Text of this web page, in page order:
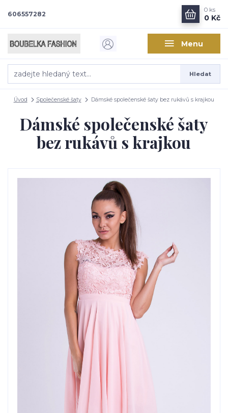
Menu
Hledat
606557282
0 ks
0 Kč
Úvod Společenské šaty Dámské společenské šaty bez rukávů s krajkou
Dámské společenské šaty
bez rukávů s krajkou